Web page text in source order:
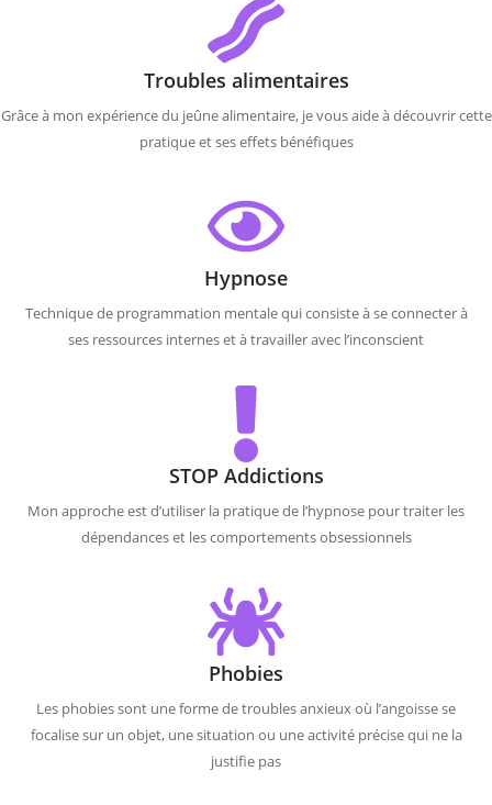
Troubles alimentaires
Grâce à mon expérience du jeûne alimentaire, je vous aide à découvrir cette
pratique et ses effets bénéfiques
Hypnose
Technique de programmation mentale qui consiste à se connecter à
ses ressources internes et à travailler avec l’inconscient
STOP Addictions
Mon approche est d’utiliser la pratique de l’hypnose pour traiter les
dépendances et les comportements obsessionnels
Phobies
Les phobies sont une forme de troubles anxieux où l’angoisse se
focalise sur un objet, une situation ou une activité précise qui ne la
justifie pas